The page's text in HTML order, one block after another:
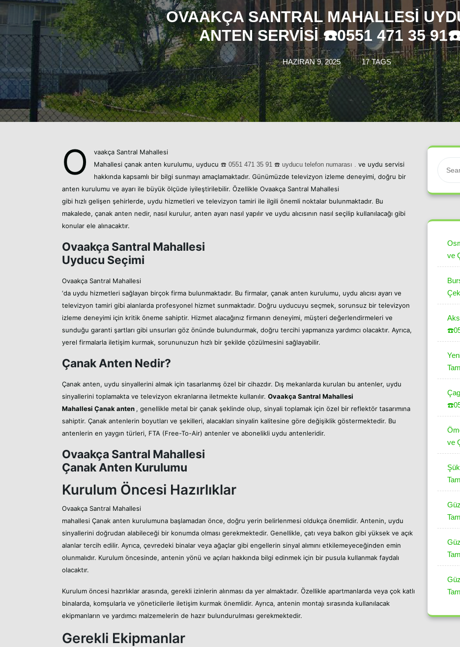
OVAAKÇA SANTRAL MAHALLESI
ANTEN SERVISI ☎️0551 471 35
HAZIRAN 9, 2025 17 TAGS
O
vaakça Santral Mahallesi
Mahallesi çanak anten kurulumu, uyducu ☎️ 0551 471 35 91 ☎️ uyducu telefon numarası . ve uydu servisi
hakkında kapsamlı bir bilgi sunmayı amaçlamaktadır. Günümüzde televizyon izleme deneyimi, doğru bir
anten kurulumu ve ayarı ile büyük ölçüde iyileştirilebilir. Özellikle Ovaakça Santral Mahallesi
gibi hızlı gelişen şehirlerde, uydu hizmetleri ve televizyon tamiri ile ilgili önemli noktalar bulunmaktadır. Bu
makalede, çanak anten nedir, nasıl kurulur, anten ayarı nasıl yapılır ve uydu alıcısının nasıl seçilip kullanılacağı gibi
konular ele alınacaktır.
Ovaakça Santral Mahallesi
Uyducu Seçimi
Ovaakça Santral Mahallesi
‘da uydu hizmetleri sağlayan birçok firma bulunmaktadır. Bu firmalar, çanak anten kurulumu, uydu alıcısı ayarı ve
televizyon tamiri gibi alanlarda profesyonel hizmet sunmaktadır. Doğru uyducuyu seçmek, sorunsuz bir televizyon
izleme deneyimi için kritik öneme sahiptir. Hizmet alacağınız firmanın deneyimi, müşteri değerlendirmeleri ve
sunduğu garanti şartları gibi unsurları göz önünde bulundurmak, doğru tercihi yapmanıza yardımcı olacaktır. Ayrıca,
yerel firmalarla iletişim kurmak, sorununuzun hızlı bir şekilde çözülmesini sağlayabilir.
Çanak Anten Nedir?
Çanak anten, uydu sinyallerini almak için tasarlanmış özel bir cihazdır. Dış mekanlarda kurulan bu antenler, uydu
sinyallerini toplamakta ve televizyon ekranlarına iletmekte kullanılır. Ovaakça Santral Mahallesi
Mahallesi Çanak anten , genellikle metal bir çanak şeklinde olup, sinyali toplamak için özel bir reflektör tasarımına
sahiptir. Çanak antenlerin boyutları ve şekilleri, alacakları sinyalin kalitesine göre değişiklik göstermektedir. Bu
antenlerin en yaygın türleri, FTA (Free-To-Air) antenler ve abonelikli uydu antenleridir.
Ovaakça Santral Mahallesi
Çanak Anten Kurulumu
Kurulum Öncesi Hazırlıklar
Ovaakça Santral Mahallesi
mahallesi Çanak anten kurulumuna başlamadan önce, doğru yerin belirlenmesi oldukça önemlidir. Antenin, uydu
sinyallerini doğrudan alabileceği bir konumda olması gerekmektedir. Genellikle, çatı veya balkon gibi yüksek ve açık
alanlar tercih edilir. Ayrıca, çevredeki binalar veya ağaçlar gibi engellerin sinyal alımını etkilemeyeceğinden emin
olunmalıdır. Kurulum öncesinde, antenin yönü ve açıları hakkında bilgi edinmek için bir pusula kullanmak faydalı
olacaktır.
Kurulum öncesi hazırlıklar arasında, gerekli izinlerin alınması da yer almaktadır. Özellikle apartmanlarda veya çok katlı
binalarda, komşularla ve yöneticilerle iletişim kurmak önemlidir. Ayrıca, antenin montajı sırasında kullanılacak
ekipmanların ve yardımcı malzemelerin de hazır bulundurulması gerekmektedir.
Gerekli Ekipmanlar
ve
ve